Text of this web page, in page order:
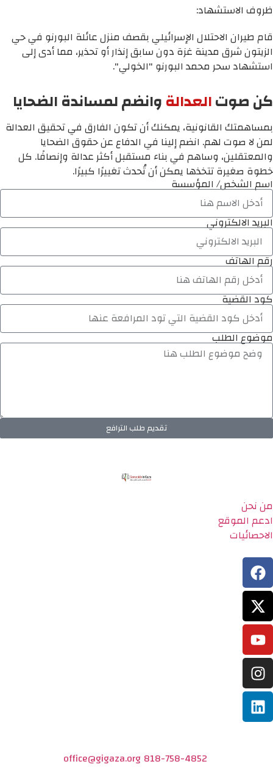
ظروف الاستشهاد:
قام طيران الاحتلال الإسرائيلي بقصف منزل عائلة البورنو في حي
الزيتون شرق مدينة غزة دون سابق إنذار أو تحذير، مما أدى إلى
استشهاد سحر محمد البورنو "الخولي".
كن صوتالعدالةوانضم لمساندة الضحايا
بمساهمتك القانونية، يمكنك أن تكون الفارق في تحقيق العدالة
لمن لا صوت لهم. انضم إلينا في الدفاع عن حقوق الضحايا
والمعتقلين، وساهم في بناء مستقبل أكثر عدالة وإنصافًا. كل
خطوة صغيرة تتخذها يمكن أن تُحدث تغييرًا كبيرًا.
اسم الشخص/ المؤسسة
البريد الالكتروني
رقم الهاتف
كود القضية
موضوع الطلب
تقديم طلب الترافع
من نحن
ادعم الموقع
الاحصائيات
818-758-4852
office@gigaza.org